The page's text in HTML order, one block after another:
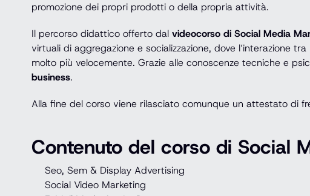
promozione dei propri prodotti o della propria attività.
Il percorso didattico offerto dal videocorso di Social Media
virtuali di aggregazione e socializzazione, dove l’interazione
molto più velocemente. Grazie alle conoscenze tecniche e
business.
Alla fine del corso viene rilasciato comunque un attestato di
Contenuto del corso di Social
Seo, Sem & Display Advertising
Social Video Marketing